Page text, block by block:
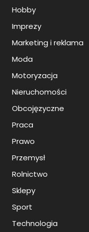
Hobby
Imprezy
Marketing i reklama
Moda
Motoryzacja
Nieruchomości
Obcojęzyczne
Praca
Prawo
Przemysł
Rolnictwo
Sklepy
Sport
Technologia